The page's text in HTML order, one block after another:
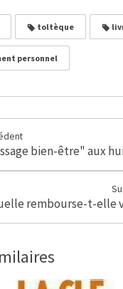
toltèque
personnel